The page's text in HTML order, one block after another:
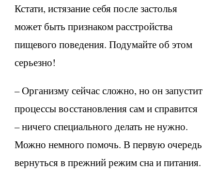
Кстати, истязание себя после застолья
может быть признаком расстройства
пищевого поведения. Подумайте об этом
серьезно!
– Организму сейчас сложно, но он запустит
процессы восстановления сам и справится
– ничего специального делать не нужно.
Можно немного помочь. В первую очередь
вернуться в прежний режим сна и питания.